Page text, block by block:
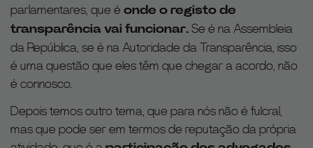
parlamentares, que é onde o registo de
transparência vai funcionar.Se é na Assembleia
da República, se é na Autoridade da Transparência, isso
é uma questão que eles têm que chegar a acordo, não
é connosco.
Depois temos outro tema, que para nós não é fulcral,
mas que pode ser em termos de reputação da própria